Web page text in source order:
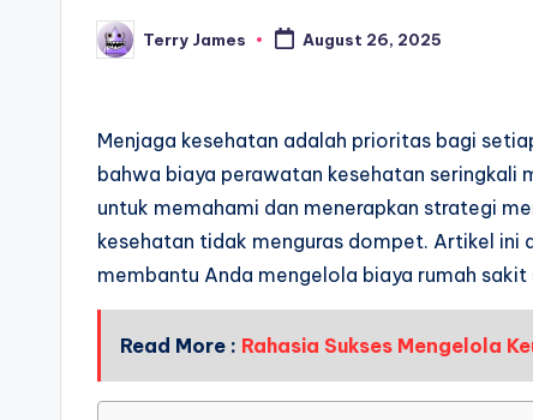
Posted
by
Terry James August 26, 2025
Menjaga kesehatan adalah prioritas bagi
bahwa biaya perawatan kesehatan seringkali
untuk memahami dan menerapkan strategi
kesehatan tidak menguras dompet. Artikel ini
membantu Anda mengelola biaya rumah
Read More : Rahasia Sukses Mengelola